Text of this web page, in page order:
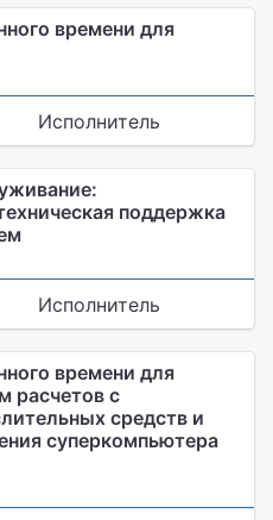
времени для
Исполнитель
поддержка
Исполнитель
времени для
расчетов с
средств и
суперкомпьютера